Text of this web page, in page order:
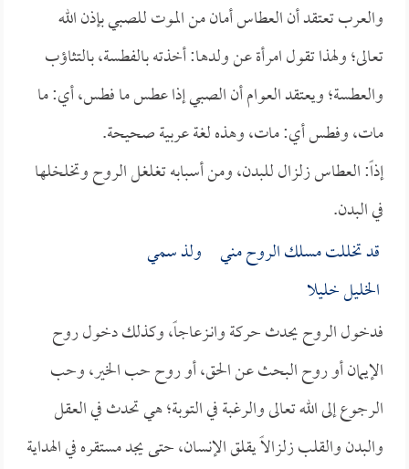
والعرب تعتقد أن العطاس أمان من الموت للصبي بإذن الله
تعالى؛ ولهذا تقول امرأة عن ولدها: أخذته بالفطسة، بالتثاؤب
والعطسة؛ ويعتقد العوام أن الصبي إذا عطس ما فطس، أي: ما
مات، وفطس أي: مات، وهذه لغة عربية صحيحة.
إذاً: العطاس زلزال للبدن، ومن أسبابه تغلغل الروح وتخلخلها
في البدن.
قد تخللت مسلك الروح مني ولذ سمي
الخليل خليلا
فدخول الروح يحدث حركة وانـزعاجاً، وكذلك دخول روح
الإيمان أو روح البحث عن الحق، أو روح حب الخير، وحب
الرجوع إلى الله تعالى والرغبة في التوبة؛ هي تحدث في العقل
والبدن والقلب زلزالاً يقلق الإنسان، حتى يجد مستقره في الهداية